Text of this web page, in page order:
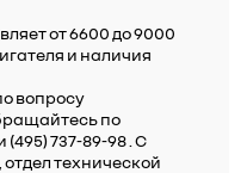
от 6600 до 9000
и наличия
вопросу
по
737-89-98 . C
технической